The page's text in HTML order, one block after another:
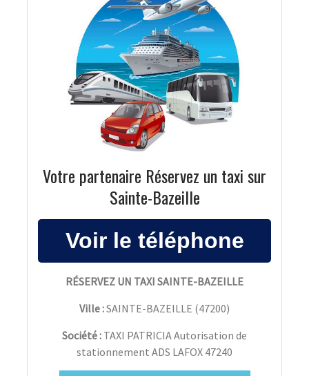
Votre partenaire Réservez un taxi sur
Sainte-Bazeille
RÉSERVEZ UN TAXI SAINTE-BAZEILLE
Ville :SAINTE-BAZEILLE (47200)
Société : TAXI PATRICIA Autorisation de
stationnement ADS LAFOX 47240